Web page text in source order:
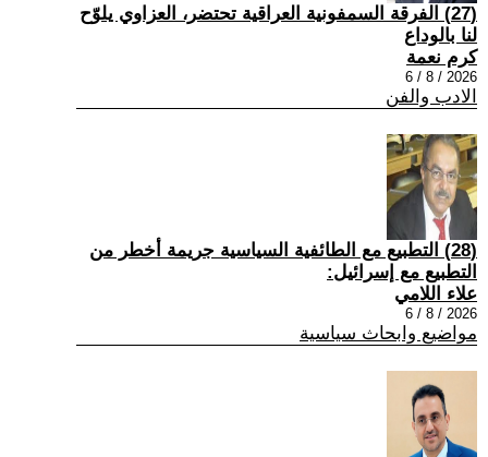
(27) الفرقة السمفونية العراقية تحتضر، العزاوي يلوّح
لنا بالوداع
كرم نعمة
2026 / 8 / 6
الادب والفن
(28) التطبيع مع الطائفية السياسية جريمة أخطر من
التطبيع مع إسرائيل:
علاء اللامي
2026 / 8 / 6
مواضيع وابحاث سياسية